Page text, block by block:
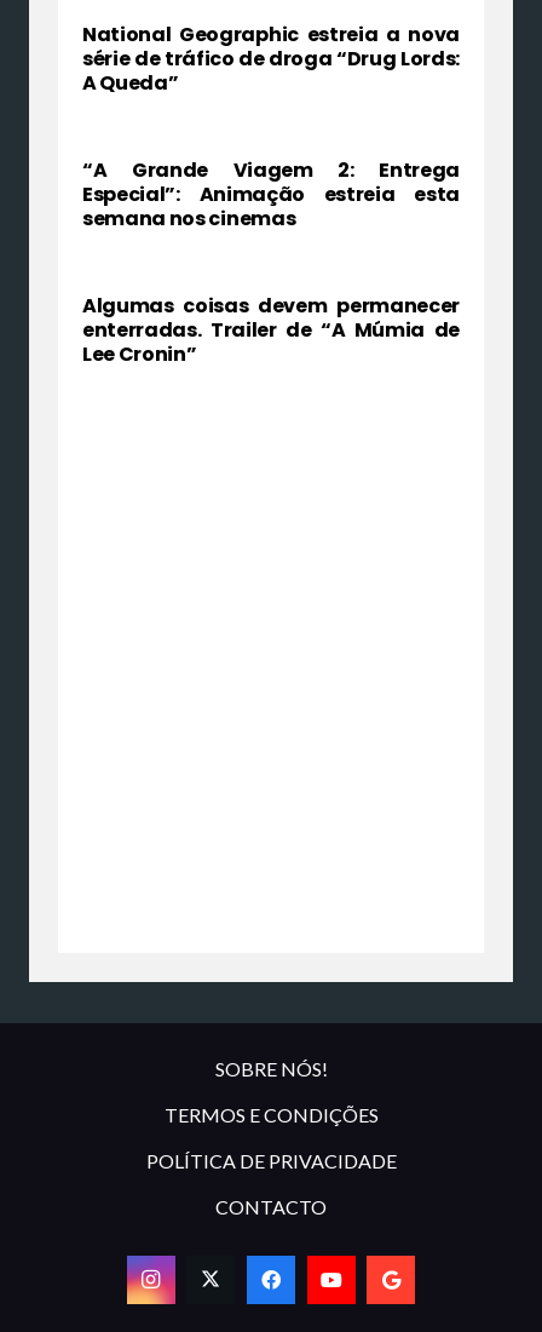
National Geographic estreia a nova
série de tráfico de droga “Drug Lords:
A Queda”
“A Grande Viagem 2: Entrega
Especial”: Animação estreia esta
semana nos cinemas
Algumas coisas devem permanecer
enterradas. Trailer de “A Múmia de
Lee Cronin”
SOBRE NÓS!
TERMOS E CONDIÇÕES
POLÍTICA DE PRIVACIDADE
CONTACTO